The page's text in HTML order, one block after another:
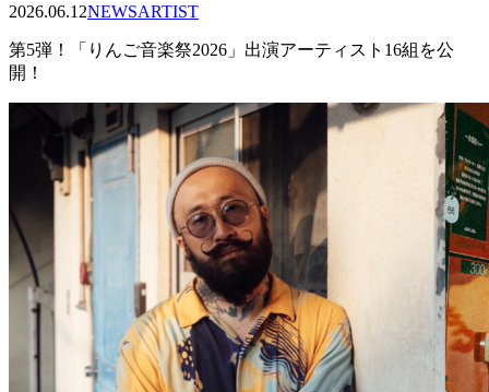
2026.06.12NEWSARTIST
第5弾！「りんご音楽祭2026」出演アーティスト16組を公
開！